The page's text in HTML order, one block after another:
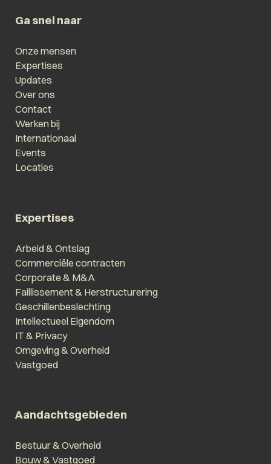
Ga snel naar
Onze mensen
Expertises
Updates
Over ons
Contact
Werken bij
Internationaal
Events
Locaties
Expertises
Arbeid & Ontslag
Commerciële contracten
Corporate & M&A
Faillissement & Herstructurering
Geschillenbeslechting
Intellectueel Eigendom
IT & Privacy
Omgeving & Overheid
Vastgoed
Aandachtsgebieden
Bestuur & Overheid
Bouw & Vastgoed